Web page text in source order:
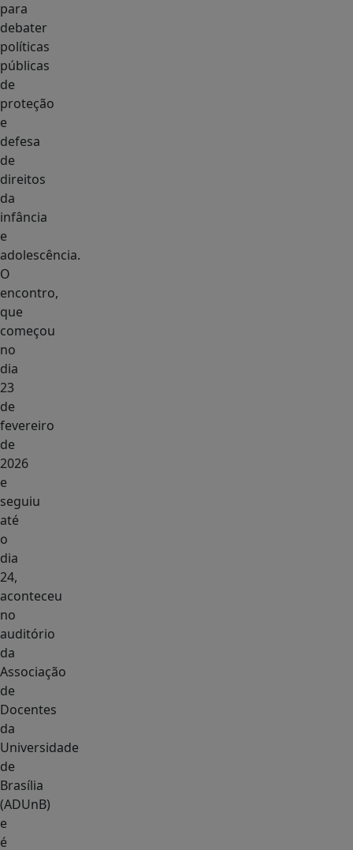
para
debater
políticas
públicas
de
proteção
e
defesa
de
direitos
da
infância
e
adolescência.
O
encontro,
que
começou
no
dia
23
de
fevereiro
de
2026
e
seguiu
até
o
dia
24,
aconteceu
no
auditório
da
Associação
de
Docentes
da
Universidade
de
Brasília
(ADUnB)
e
é